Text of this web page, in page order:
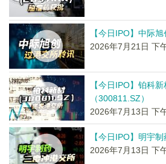
【今日IPO】中际
2026年7月21日 下
【今日IPO】铂科
（300811.SZ）
2026年7月13日 下
【今日IPO】明宇
2026年7月13日 下